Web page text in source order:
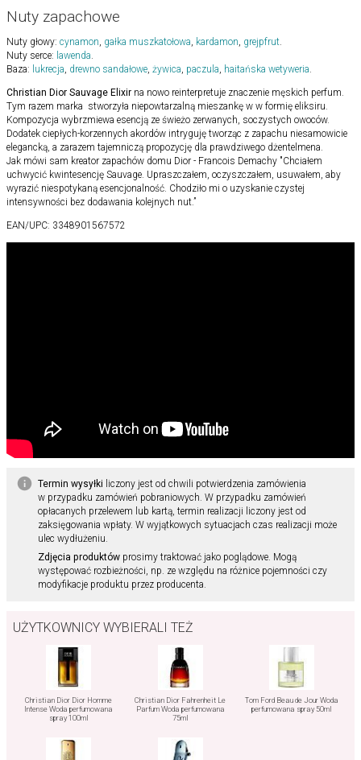
Nuty zapachowe
Nuty głowy: cynamon gałka muszkatołowa kardamon grejpfrut
Nuty serce: lawenda
Baza: lukrecja drewno sandałowe żywica paczula haitańska wetyweria
Christian Dior Sauvage Elixir na nowo reinterpretuje znaczenie męskich perfum.
Tym razem marka stworzyła niepowtarzalną mieszankę w w formię eliksiru.
Kompozycja wybrzmiewa esencją ze świeżo zerwanych, soczystych owoców.
Dodatek ciepłych-korzennych akordów intryguję tworząc z zapachu niesamowicie
elegancką, a zarazem tajemniczą propozycję dla prawdziwego dżentelmena.
Jak mówi sam kreator zapachów domu Dior - Francois Demachy "Chciałem
uchwycić kwintesencję Sauvage. Upraszczałem, oczyszczałem, usuwałem, aby
wyrazić niespotykaną esencjonalność. Chodziło mi o uzyskanie czystej
intensywności bez dodawania kolejnych nut.”
EAN/UPC: 3348901567572
Termin wysyłki liczony jest od chwili potwierdzenia zamówienia
w przypadku zamówień pobraniowych. W przypadku zamówień
opłacanych przelewem lub kartą, termin realizacji liczony jest od
zaksięgowania wpłaty. W wyjątkowych sytuacjach czas realizacji może
ulec wydłużeniu.
Zdjęcia produktówprosimy traktować jako poglądowe. Mogą
występować rozbieżności, np. ze względu na różnice pojemności czy
modyfikacje produktu przez producenta.
UŻYTKOWNICY WYBIERALI TEŻ
Christian Dior Dior Homme
Intense Woda perfumowana
spray 100ml
Christian Dior Fahrenheit Le
Parfum Woda perfumowana
75ml
Tom Ford Beau de Jour Woda
perfumowana spray 50ml